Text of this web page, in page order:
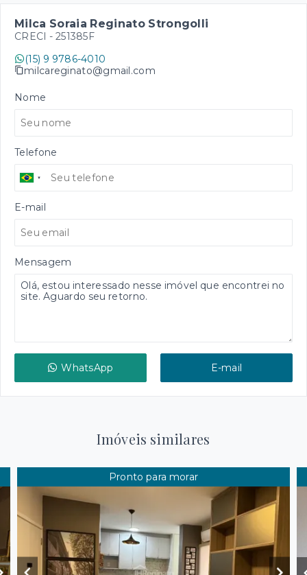
Milca Soraia Reginato Strongolli
CRECI - 251385F
(15) 9 9786-4010
milcareginato@gmail.com
Nome
Telefone
E-mail
Mensagem
WhatsApp E-mail
Imóveis similares
Pronto para morar